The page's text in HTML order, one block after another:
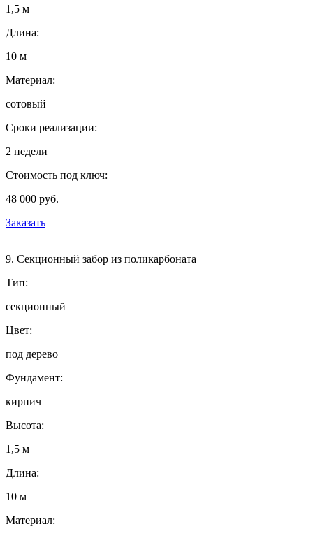
1,5 м
Длина:
10 м
Материал:
сотовый
Сроки реализации:
2 недели
Стоимость под ключ:
48 000 руб.
Заказать
9. Секционный забор из поликарбоната
Тип:
секционный
Цвет:
под дерево
Фундамент:
кирпич
Высота:
1,5 м
Длина:
10 м
Материал: